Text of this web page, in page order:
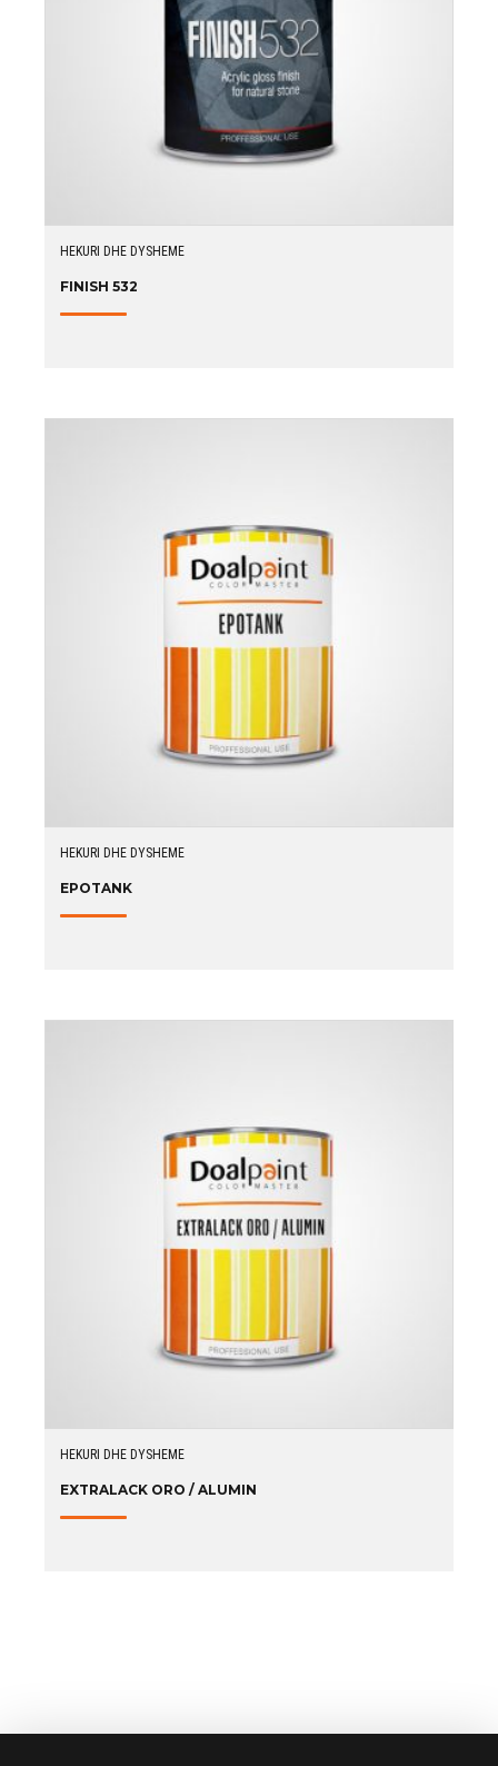
HEKURI DHE DYSHEME
FINISH 532
HEKURI DHE DYSHEME
EPOTANK
HEKURI DHE DYSHEME
EXTRALACK ORO / ALUMIN